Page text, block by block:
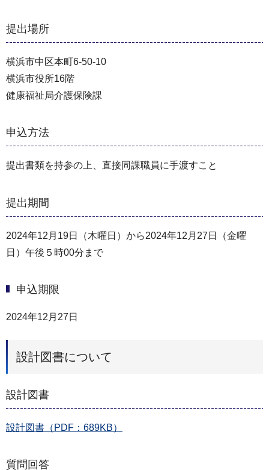
提出場所
横浜市中区本町6-50-10
横浜市役所16階
健康福祉局介護保険課
申込方法
提出書類を持参の上、直接同課職員に⼿渡すこと
提出期間
2024年12⽉19⽇（木曜⽇）から2024年12⽉27⽇（金曜
⽇）午後５時00分まで
申込期限
2024年12月27日
設計図書について
設計図書
設計図書（PDF：689KB）
質問回答